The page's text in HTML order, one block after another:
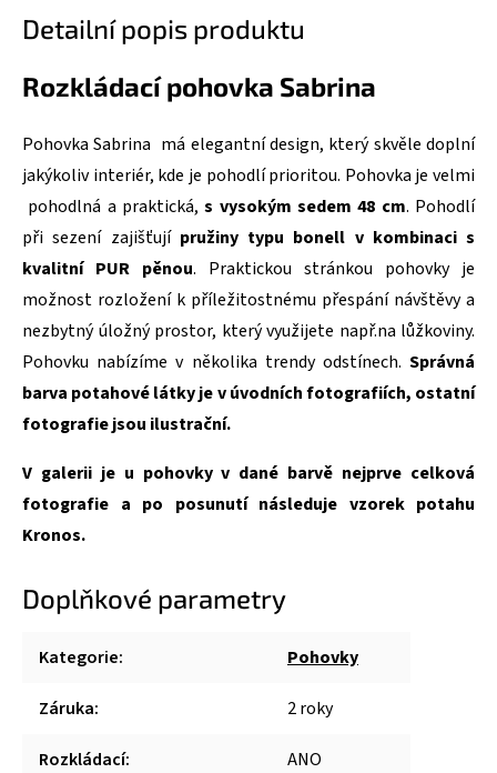
Detailní popis produktu
Rozkládací pohovka Sabrina
Pohovka Sabrina má elegantní design, který skvěle doplní
jakýkoliv interiér, kde je pohodlí prioritou. Pohovka je velmi
pohodlná a praktická,s vysokým sedem 48 cm. Pohodlí
při sezení zajišťují pružiny typu bonell v kombinaci s
kvalitní PUR pěnou. Praktickou stránkou pohovky je
možnost rozložení k příležitostnému přespání návštěvy a
nezbytný úložný prostor, který využijete např.na lůžkoviny.
Pohovku nabízíme v několika trendy odstínech. Správná
barva potahové látky je v úvodních fotografiích, ostatní
fotografie jsou ilustrační.
V galerii je u pohovky v dané barvě nejprve celková
fotografie a po posunutí následuje vzorek potahu
Kronos.
Doplňkové parametry
Kategorie: Pohovky
Záruka: 2 roky
Rozkládací: ANO